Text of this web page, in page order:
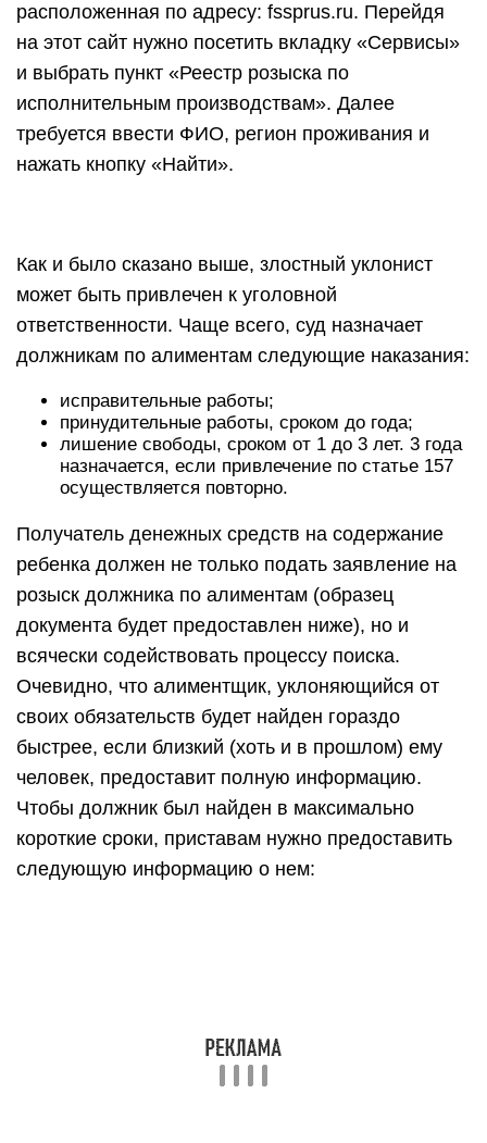
расположенная по адресу: fssprus.ru. Перейдя
на этот сайт нужно посетить вкладку «Сервисы»
и выбрать пункт «Реестр розыска по
исполнительным производствам». Далее
требуется ввести ФИО, регион проживания и
нажать кнопку «Найти».
Как и было сказано выше, злостный уклонист
может быть привлечен к уголовной
ответственности. Чаще всего, суд назначает
должникам по алиментам следующие наказания:
исправительные работы;
принудительные работы, сроком до года;
лишение свободы, сроком от 1 до 3 лет. 3 года
назначается, если привлечение по статье 157
осуществляется повторно.
Получатель денежных средств на содержание
ребенка должен не только подать заявление на
розыск должника по алиментам (образец
документа будет предоставлен ниже), но и
всячески содействовать процессу поиска.
Очевидно, что алиментщик, уклоняющийся от
своих обязательств будет найден гораздо
быстрее, если близкий (хоть и в прошлом) ему
человек, предоставит полную информацию.
Чтобы должник был найден в максимально
короткие сроки, приставам нужно предоставить
следующую информацию о нем:
государственные номера ТС, принадлежащих
контакты близких людей должника;